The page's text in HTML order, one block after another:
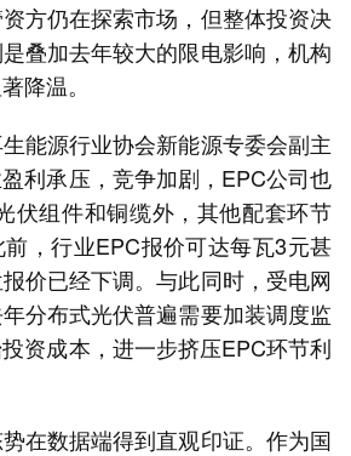
方仍在探索市场，但整体投资决
叠加去年较大的限电影响，机构
降温。
能源行业协会新能源专委会副主
利承压，竞争加剧，EPC公司也
伏组件和铜缆外，其他配套环节
，行业EPC报价可达每瓦3元甚
价已经下调。与此同时，受电网
分布式光伏普遍需要加装调度监
资成本，进一步挤压EPC环节利
在数据端得到直观印证。作为国